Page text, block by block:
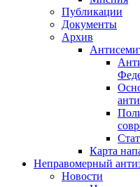
Публикации
Документы
Архив
Карта
Неправомерный
Новости